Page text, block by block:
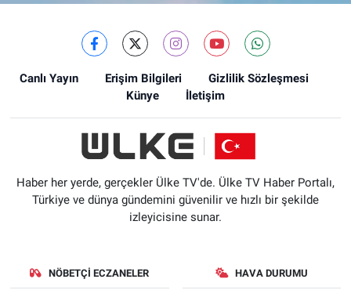
Canlı Yayın Erişim Bilgileri
Gizlilik Sözleşmesi
Künye
İletişim
Haber her yerde, gerçekler Ülke TV'de. Ülke TV Haber Portalı,
Türkiye ve dünya gündemini güvenilir ve hızlı bir şekilde
izleyicisine sunar.
NÖBETÇI ECZANELER HAVA DURUMU